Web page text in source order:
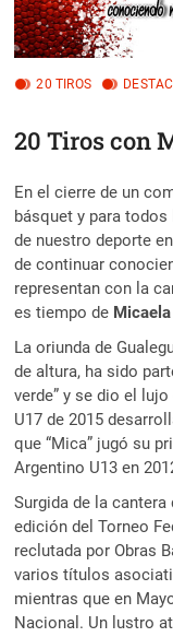
20 TIROS
20 Tiros con
En el cierre de un
básquet y para
de nuestro deporte
de continuar
representan con la
es tiempo de
La oriunda de
de altura, ha sido
verde” y se dio el
U17 de 2015
que “Mica” jugó su
Argentino U13 en
Surgida de la
edición del Torneo
reclutada por Obras
varios títulos
mientras que en
Nacional. Un lustro